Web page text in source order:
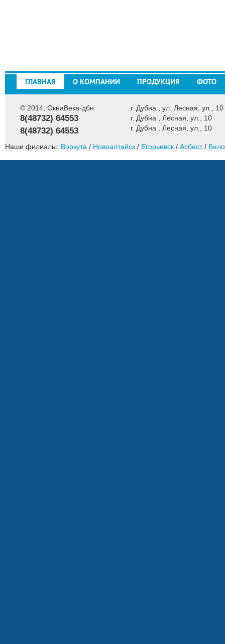
ГЛАВНАЯ О КОМПАНИИ ПРОДУКЦИЯ ФОТО
© 2014, ОкнаВека-дбн
8(48732) 64553
8(48732) 64553
г. Дубна , ул. Лесная, ул., 10
г. Дубна , Лесная, ул., 10
г. Дубна , Лесная, ул., 10
Наши филиалы: Воркута / Новоалтайск / Егорьевск / Асбест/